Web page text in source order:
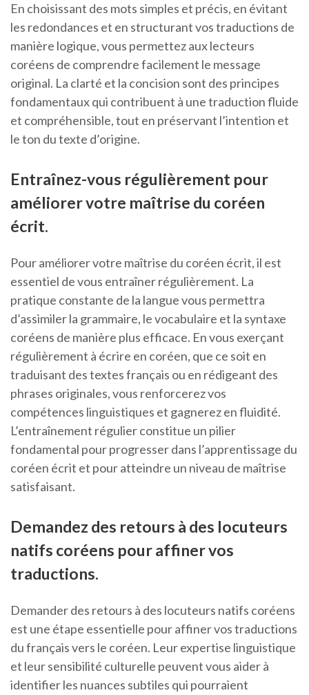
En choisissant des mots simples et précis, en évitant
les redondances et en structurant vos traductions de
manière logique, vous permettez aux lecteurs
coréens de comprendre facilement le message
original. La clarté et la concision sont des principes
fondamentaux qui contribuent à une traduction fluide
et compréhensible, tout en préservant l’intention et
le ton du texte d’origine.
Entraînez-vous régulièrement pour
améliorer votre maîtrise du coréen
écrit.
Pour améliorer votre maîtrise du coréen écrit, il est
essentiel de vous entraîner régulièrement. La
pratique constante de la langue vous permettra
d’assimiler la grammaire, le vocabulaire et la syntaxe
coréens de manière plus efficace. En vous exerçant
régulièrement à écrire en coréen, que ce soit en
traduisant des textes français ou en rédigeant des
phrases originales, vous renforcerez vos
compétences linguistiques et gagnerez en fluidité.
L’entraînement régulier constitue un pilier
fondamental pour progresser dans l’apprentissage du
coréen écrit et pour atteindre un niveau de maîtrise
satisfaisant.
Demandez des retours à des locuteurs
natifs coréens pour affiner vos
traductions.
Demander des retours à des locuteurs natifs coréens
est une étape essentielle pour affiner vos traductions
du français vers le coréen. Leur expertise linguistique
et leur sensibilité culturelle peuvent vous aider à
identifier les nuances subtiles qui pourraient